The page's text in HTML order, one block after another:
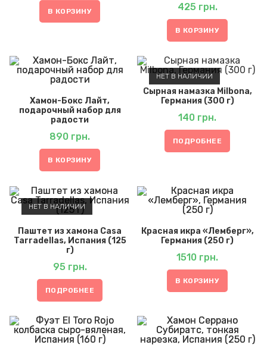
В КОРЗИНУ 425 грн.
В КОРЗИНУ
Хамон-Бокс Лайт,
подарочный набор для
радости
890 грн.
В КОРЗИНУ
НЕТ В НАЛИЧИИ
Сырная намазка Milbona,
Германия (300 г)
140 грн.
ПОДРОБНЕЕ
НЕТ В НАЛИЧИИ
Паштет из хамона Casa
Tarradellas, Испания (125
г)
95 грн.
ПОДРОБНЕЕ
Красная икра «Лемберг»,
Германия (250 г)
1510 грн.
В КОРЗИНУ